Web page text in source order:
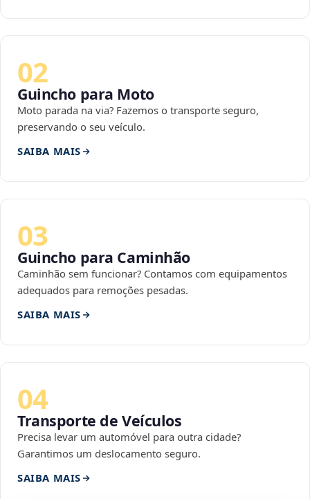
02
Guincho para Moto
Moto parada na via? Fazemos o transporte seguro,
preservando o seu veículo.
SAIBA MAIS
03
Guincho para Caminhão
Caminhão sem funcionar? Contamos com equipamentos
adequados para remoções pesadas.
SAIBA MAIS
04
Transporte de Veículos
Precisa levar um automóvel para outra cidade?
Garantimos um deslocamento seguro.
SAIBA MAIS